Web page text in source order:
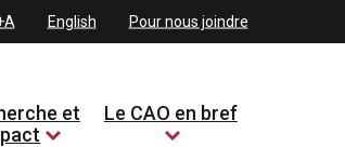
English Pour nous joindre
et
Le CAO en bref